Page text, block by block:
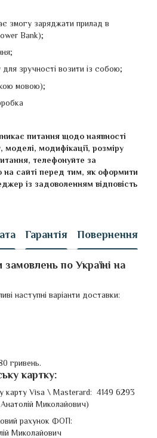
змогу заряджати прилад в
Bank);
зручності возити із собою;
мовою);
питання щодо наявності
моделі, модифікації, розміру
телефонуйте за
на сайті перед тим, як оформити
із задоволенням відповість
Гарантія Повернення
замовлень по Україні на
наступні варіанти доставки:
гривень.
картку:
карту Visa \ Masterard: 4149 6293
Миколайович)
рахунок ФОП:
Миколайович